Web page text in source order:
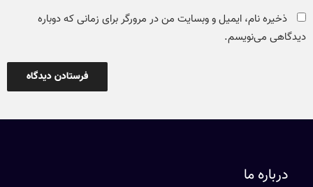
ذخیره نام، ایمیل و وبسایت من در مرورگر برای زمانی که دوباره
دیدگاهی می‌نویسم.
درباره ما